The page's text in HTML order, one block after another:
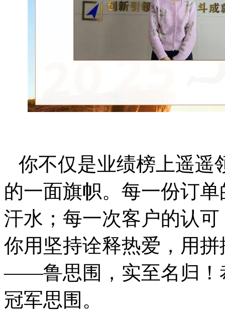
你不仅是业绩榜上遥遥
的一面旗帜。每一份订
汗水；每一次客户的认
你用坚持诠释热爱，用
——鲁思围，实至名归！
冠军思围。